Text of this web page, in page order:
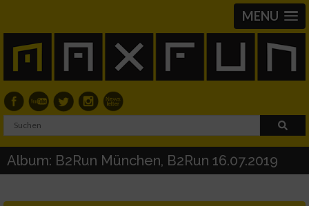
MENU
Album: B2Run München, B2Run 16.07.2019